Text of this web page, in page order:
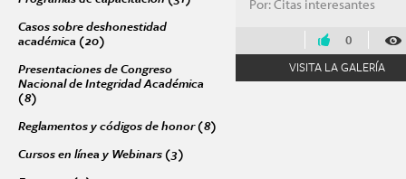
Casos sobre deshonestidad
académica (20) Apply Casos sobre deshonestidad académica filter
Presentaciones de Congreso
Nacional de Integridad Académica
(8)
Reglamentos y códigos de honor (8)
Cursos en línea y Webinars (3)
Por: Citas interesantes
0
VISITA LA GALERÍA